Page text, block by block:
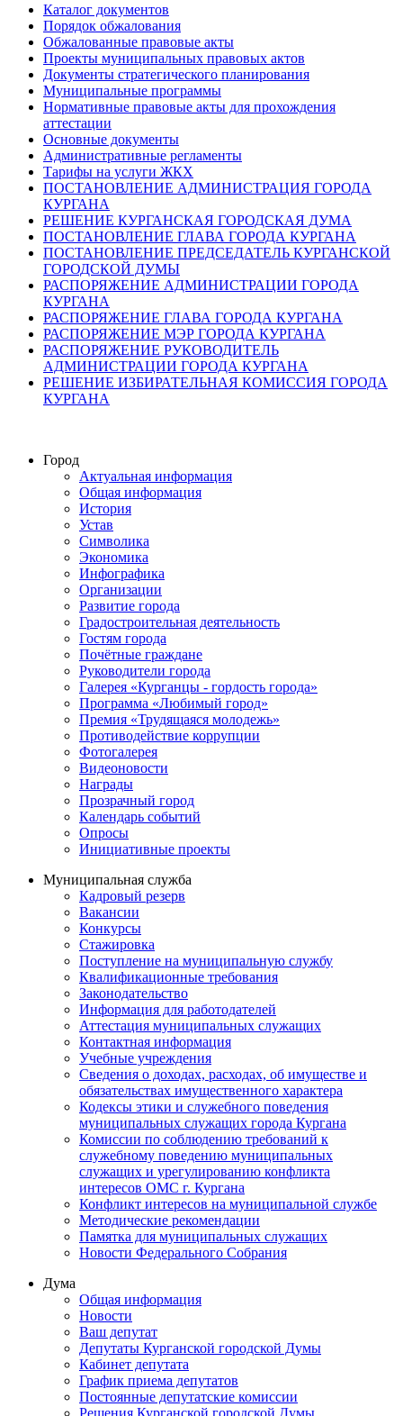
Каталог документов
Порядок обжалования
Обжалованные правовые акты
Проекты муниципальных правовых актов
Документы стратегического планирования
Муниципальные программы
Нормативные правовые акты для прохождения
аттестации
Основные документы
Административные регламенты
Тарифы на услуги ЖКХ
ПОСТАНОВЛЕНИЕ АДМИНИСТРАЦИЯ ГОРОДА
КУРГАНА
РЕШЕНИЕ КУРГАНСКАЯ ГОРОДСКАЯ ДУМА
ПОСТАНОВЛЕНИЕ ГЛАВА ГОРОДА КУРГАНА
ПОСТАНОВЛЕНИЕ ПРЕДСЕДАТЕЛЬ КУРГАНСКОЙ
ГОРОДСКОЙ ДУМЫ
РАСПОРЯЖЕНИЕ АДМИНИСТРАЦИИ ГОРОДА
КУРГАНА
РАСПОРЯЖЕНИЕ ГЛАВА ГОРОДА КУРГАНА
РАСПОРЯЖЕНИЕ МЭР ГОРОДА КУРГАНА
РАСПОРЯЖЕНИЕ РУКОВОДИТЕЛЬ
АДМИНИСТРАЦИИ ГОРОДА КУРГАНА
РЕШЕНИЕ ИЗБИРАТЕЛЬНАЯ КОМИССИЯ ГОРОДА
КУРГАНА
Город
Актуальная информация
Общая информация
История
Устав
Символика
Экономика
Инфографика
Организации
Развитие города
Градостроительная деятельность
Гостям города
Почётные граждане
Руководители города
Галерея «Курганцы - гордость города»
Программа «Любимый город»
Премия «Трудящаяся молодежь»
Противодействие коррупции
Фотогалерея
Видеоновости
Награды
Прозрачный город
Календарь событий
Опросы
Инициативные проекты
Муниципальная служба
Кадровый резерв
Вакансии
Конкурсы
Стажировка
Поступление на муниципальную службу
Квалификационные требования
Законодательство
Информация для работодателей
Аттестация муниципальных служащих
Контактная информация
Учебные учреждения
Сведения о доходах, расходах, об имуществе и
обязательствах имущественного характера
Кодексы этики и служебного поведения
муниципальных служащих города Кургана
Комиссии по соблюдению требований к
служебному поведению муниципальных
служащих и урегулированию конфликта
интересов ОМС г. Кургана
Конфликт интересов на муниципальной службе
Методические рекомендации
Памятка для муниципальных служащих
Новости Федерального Cобрания
Дума
Общая информация
Новости
Ваш депутат
Депутаты Курганской городской Думы
Кабинет депутата
График приема депутатов
Постоянные депутатские комиссии
Решения Курганской городской Думы